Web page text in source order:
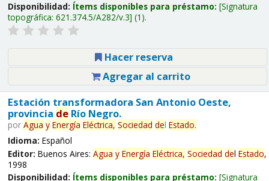
Disponibilidad: Ítems disponibles para préstamo: Signatura
topográfica: 621.374.5/A282/v.3 (1).
Hacer reserva
Agregar al carrito
Estación transformadora San Antonio Oeste,
provincia deRío Negro.
por Agua y Energía Eléctrica, Sociedad del Estado.
Idioma: Español
Editor: Buenos Aires: Agua y Energía Eléctrica, Sociedad del Estado,
1998
Disponibilidad: Ítems disponibles para préstamo: Signatura